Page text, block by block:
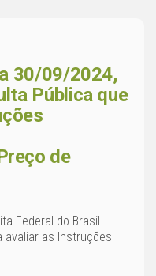
30/09/2024,
Pública que
de
Federal do Brasil
avaliar as Instruções